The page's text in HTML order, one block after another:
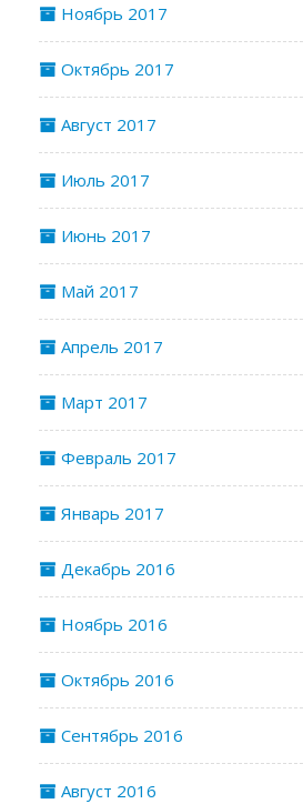
Ноябрь 2017
Октябрь 2017
Август 2017
Июль 2017
Июнь 2017
Май 2017
Апрель 2017
Март 2017
Февраль 2017
Январь 2017
Декабрь 2016
Ноябрь 2016
Октябрь 2016
Сентябрь 2016
Август 2016